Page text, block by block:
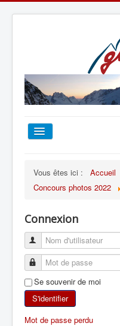
TOUT SUR LE GUMS
ESCALADE
ALPINISME
SKI DE RANDONNÉE
Vous êtes ici : Accueil
Concours photos 2022
Connexion
Se souvenir de moi
S'identifier
Mot de passe perdu